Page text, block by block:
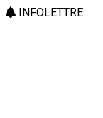
INFOLETTRE